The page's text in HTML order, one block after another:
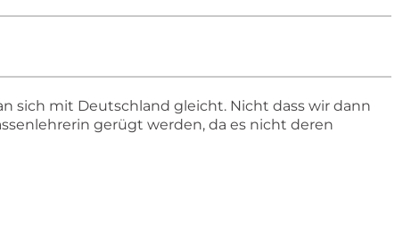
sich mit Deutschland gleicht. Nicht dass wir dann
gerügt werden, da es nicht deren